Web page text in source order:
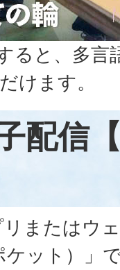
ると、多言
けます。
配信
またはウ
ット）」